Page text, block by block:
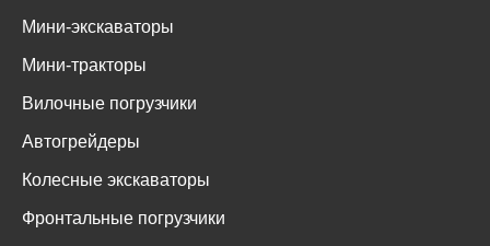
Мини-экскаваторы
Мини-тракторы
Вилочные погрузчики
Автогрейдеры
Колесные экскаваторы
Фронтальные погрузчики